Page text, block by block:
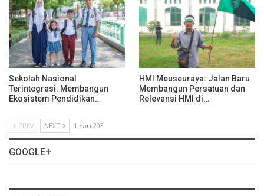
Sekolah Nasional
Terintegrasi: Membangun
Ekosistem Pendidikan…
HMI Meuseuraya: Jalan Baru
Membangun Persatuan dan
Relevansi HMI di…
PREV NEXT 1 dari 203
GOOGLE+